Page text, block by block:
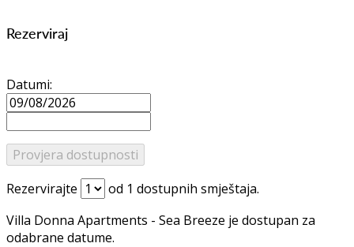
Rezerviraj
Datumi:
Rezervirajte od 1 dostupnih smještaja.
Villa Donna Apartments - Sea Breeze je dostupan za
odabrane datume.